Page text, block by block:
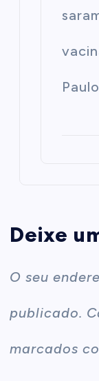
Deixe
O seu
publicado.
marcados